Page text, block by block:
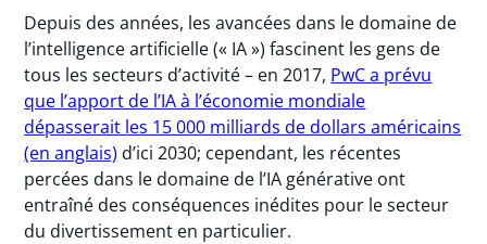
Depuis des années, les avancées dans le domaine de
l’intelligence artificielle (« IA ») fascinent les gens de
tous les secteurs d’activité – en 2017, PwC a prévu
que l’apport de l’IA à l’économie mondiale
dépasserait les 15 000 milliards de dollars américains
(en anglais) d’ici 2030; cependant, les récentes
percées dans le domaine de l’IA générative ont
entraîné des conséquences inédites pour le secteur
du divertissement en particulier.